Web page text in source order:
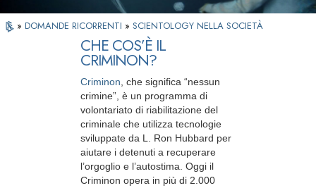
» DOMANDE RICORRENTI » SCIENTOLOGY NELLA SOCIETÀ
CHE COS’È IL
CRIMINON?
Criminon , che significa “nessun
crimine”, è un programma di
volontariato di riabilitazione del
criminale che utilizza tecnologie
sviluppate da L. Ron Hubbard per
aiutare i detenuti a recuperare
l’orgoglio e l’autostima. Oggi il
Criminon opera in più di 2.000